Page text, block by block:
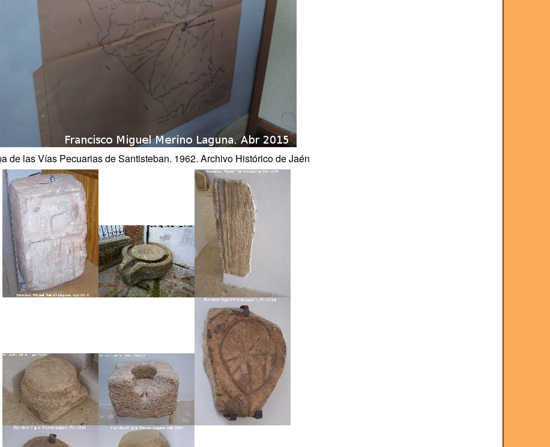
de las Vías Pecuarias de Santisteban. 1962. Archivo Histórico de Jaén